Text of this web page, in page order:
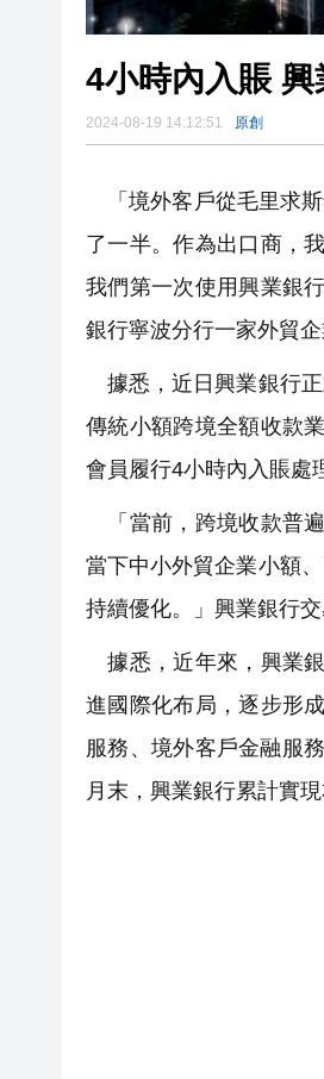
4小時內入賬
2024-08-19 14:12:51 原創
「境外客戶從毛里求
了一半。作為出口商，
我們第一次使用興業銀
銀行寧波分行一家外貿
據悉，近日興業銀行正
傳統小額跨境全額收款
會員履行4小時內入賬處
「當前，跨境收款普
當下中小外貿企業小額
持續優化。」興業銀行
據悉，近年來，興業
進國際化布局，逐步形
服務、境外客戶金融服
月末，興業銀行累計實